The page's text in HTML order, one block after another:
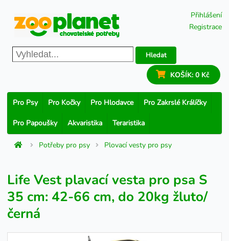
Přihlášení
Registrace
Hledat
KOŠÍK: 0 Kč
Pro Psy Pro Kočky Pro Hlodavce Pro Zakrslé Králíčky
Pro Papoušky Akvaristika Teraristika
Potřeby pro psy Plovací vesty pro psy
Life Vest plavací vesta pro psa S
35 cm: 42-66 cm, do 20kg žluto/
černá